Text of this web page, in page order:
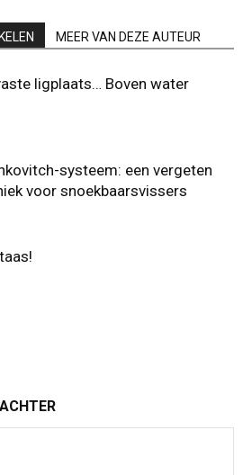
MEER VAN DEZE AUTEUR
ligplaats… Boven water
systeem: een vergeten
voor snoekbaarsvissers